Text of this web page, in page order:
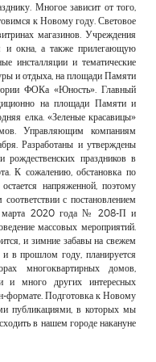
Многое зависит от того,
к Новому году. Световое
магазинов. Учреждения
и окна, а также прилегающую
инсталляции и тематические
и отдыха, на площади Памяти
ФОКа «Юность». Главный
на площади Памяти и
елка. «Зеленые красавицы»
Управляющим компаниям
Разработаны и утверждены
рождественских праздников в
К сожалению, обстановка по
напряженной, поэтому
с постановлением
марта 2020 года № 208-П и
массовых мероприятий.
и зимние забавы на свежем
в прошлом году, планируется
многоквартирных домов,
и много других интересных
формате. Подготовка к Новому
публикациями, в которых мы
в нашем городе накануне